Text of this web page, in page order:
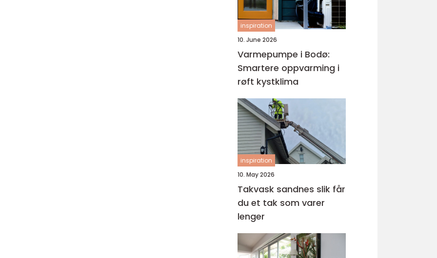
inspiration
10. June 2026
Varmepumpe i Bodø:
Smartere oppvarming i
røft kystklima
inspiration
10. May 2026
Takvask sandnes slik får
du et tak som varer
lenger